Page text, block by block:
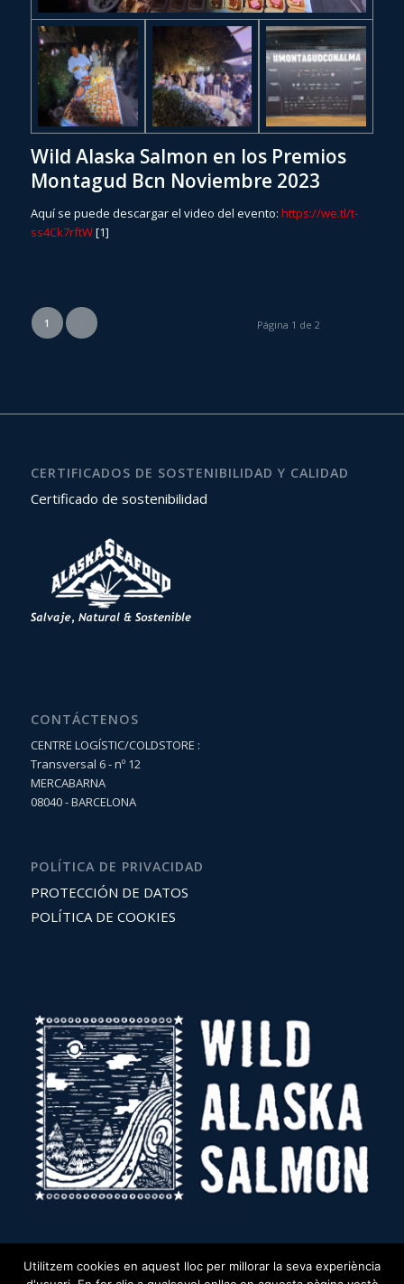
Wild Alaska Salmon en los Premios
Montagud Bcn Noviembre 2023
Aquí se puede descargar el video del evento: https://we.tl/t-
ss4Ck7rftW[1]
Página 1 de 2
1
CERTIFICADOS DE SOSTENIBILIDAD Y CALIDAD
Certificado de sostenibilidad
CONTÁCTENOS
CENTRE LOGÍSTIC/COLDSTORE :
Transversal 6 - nº 12
MERCABARNA
08040 - BARCELONA
POLÍTICA DE PRIVACIDAD
PROTECCIÓN DE DATOS
POLÍTICA DE COOKIES
Utilitzem cookies en aquest lloc per millorar la seva experiència